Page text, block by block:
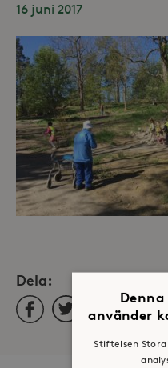
16 juni 2017
Dela:
Facebook
Twitter LinkedIn
använder
Stiftelsen